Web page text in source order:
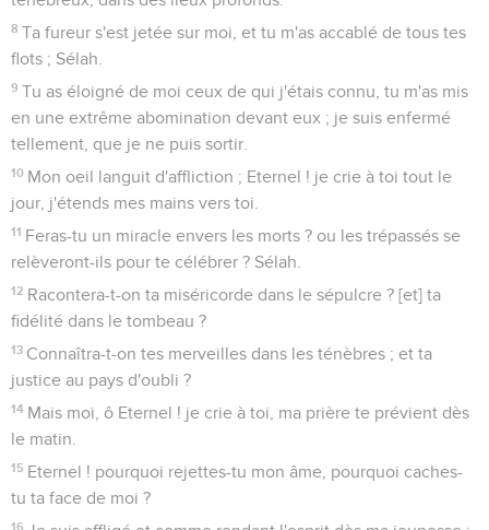
19
Tu as éloigné de moi mon ami, même mon intime ami, et
ceux de qui je suis connu me sont des ténèbres.
Psaumes 89
Seuls les Évangiles sont disponibles en vidéo pour le moment.
L'homme passe, Dieu reste
1 Maskil d'Ethan Ezrahite.
2 Je chanterai les bontés de l'Eternel à toujours ; je
manifesterai de ma bouche ta fidélité d'âge en âge.
3 Car j'ai dit : ta bonté continue à toujours, [comme] les cieux,
tu as établi en eux ta fidélité [quand tu as dit] :
4 J'ai traité alliance avec mon élu, j'ai fait serment à David
mon serviteur, [en disant] :
5 J'établirai ta race à toujours, et j'affermirai ton trône d'âge
en âge ; Sélah.